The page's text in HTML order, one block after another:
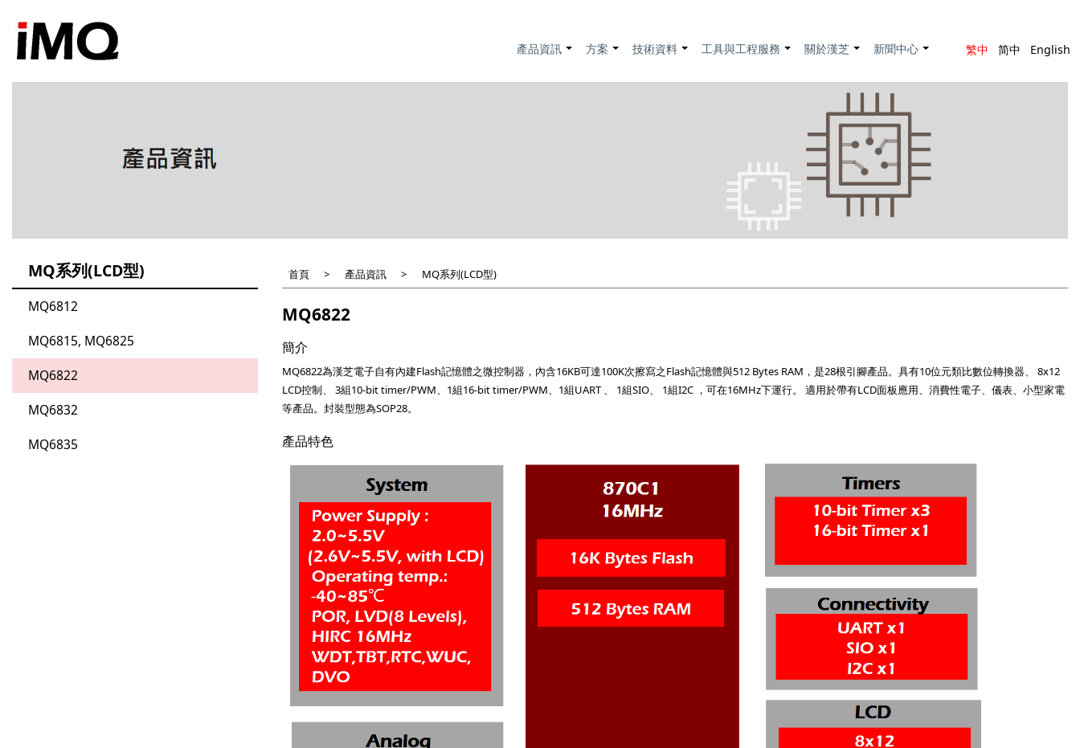
繁中 简中 English
+
產品資訊 +
方案 +
技術資料 +
工具與工程服務 +
關於漢芝 +
新聞中心
MQ系列(LCD型)
MQ6812
MQ6815, MQ6825
MQ6822
MQ6832
MQ6835
首頁 產品資訊 MQ系列(LCD型)
MQ6822
簡介
MQ6822為漢芝電子自有內建Flash記憶體之微控制器，內含16KB可達100K次擦寫之Flash記憶體與512 Bytes RAM，是28根引腳產品。具有10位元類比數位轉換器、 8x12
LCD控制、 3組10-bit timer/PWM、1組16-bit timer/PWM、1組UART 、 1組SIO、 1組I2C ，可在16MHz下運行。 適用於帶有LCD面板應用、消費性電子、儀表、小型家電
等產品。封裝型態為SOP28。
產品特色